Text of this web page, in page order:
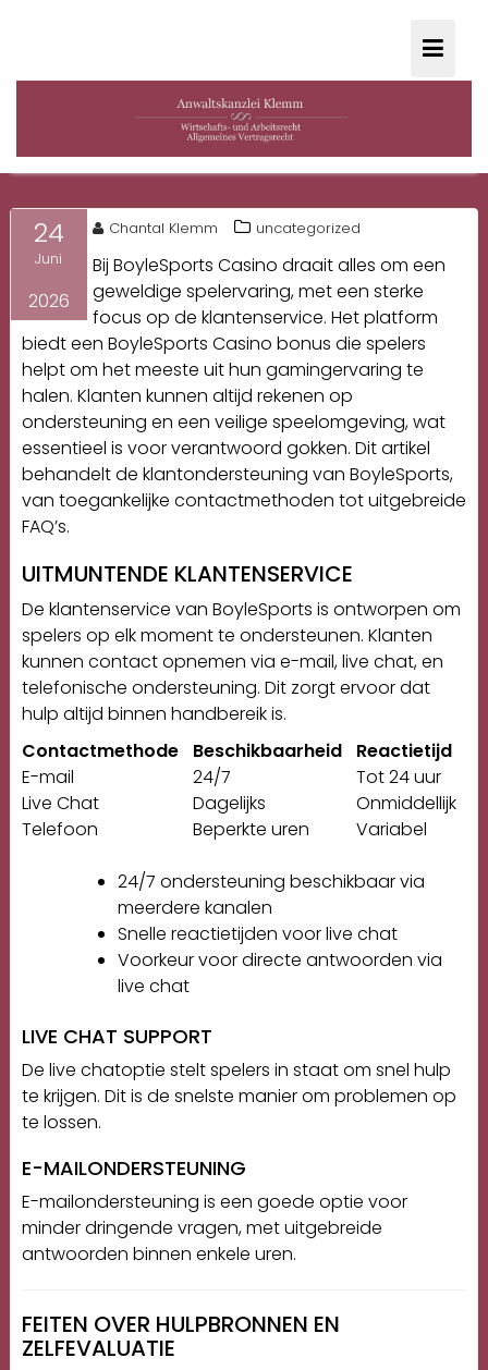
BELEVING BIJ BOYLESPORTS
CASINO
24
Juni
2026
Chantal Klemm uncategorized
Bij BoyleSports Casino draait alles om een
geweldige spelervaring, met een sterke
focus op de klantenservice. Het platform
biedt een BoyleSports Casino bonus die spelers
helpt om het meeste uit hun gamingervaring te
halen. Klanten kunnen altijd rekenen op
ondersteuning en een veilige speelomgeving, wat
essentieel is voor verantwoord gokken. Dit artikel
behandelt de klantondersteuning van BoyleSports,
van toegankelijke contactmethoden tot uitgebreide
FAQ’s.
UITMUNTENDE KLANTENSERVICE
De klantenservice van BoyleSports is ontworpen om
spelers op elk moment te ondersteunen. Klanten
kunnen contact opnemen via e-mail, live chat, en
telefonische ondersteuning. Dit zorgt ervoor dat
hulp altijd binnen handbereik is.
Contactmethode
Beschikbaarheid
Reactietijd
E-mail
24/7
Tot 24 uur
Live Chat
Dagelijks
Onmiddellijk
Telefoon
Beperkte uren Variabel
24/7 ondersteuning beschikbaar via
meerdere kanalen
Snelle reactietijden voor live chat
Voorkeur voor directe antwoorden via
live chat
LIVE CHAT SUPPORT
De live chatoptie stelt spelers in staat om snel hulp
te krijgen. Dit is de snelste manier om problemen op
te lossen.
E-MAILONDERSTEUNING
E-mailondersteuning is een goede optie voor
minder dringende vragen, met uitgebreide
antwoorden binnen enkele uren.
FEITEN OVER HULPBRONNEN EN
ZELFEVALUATIE